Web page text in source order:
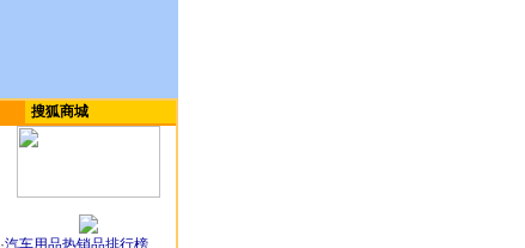
搜狐商城
·汽车用品热销品排行榜